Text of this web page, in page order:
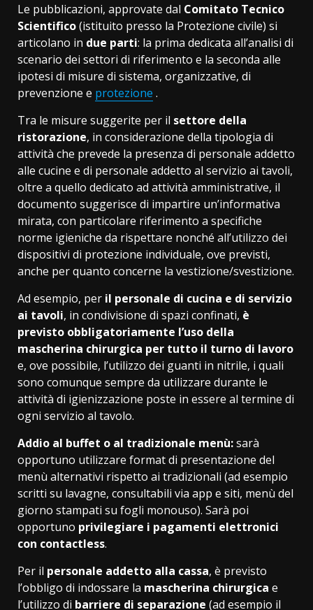
Le pubblicazioni, approvate dal Comitato Tecnico
Scientifico(istituito presso la Protezione civile) si
articolano in due parti: la prima dedicata all’analisi di
scenario dei settori di riferimento e la seconda alle
ipotesi di misure di sistema, organizzative, di
prevenzione e protezione .
Tra le misure suggerite per il settore della
ristorazione, in considerazione della tipologia di
attività che prevede la presenza di personale addetto
alle cucine e di personale addetto al servizio ai tavoli,
oltre a quello dedicato ad attività amministrative, il
documento suggerisce di impartire un’informativa
mirata, con particolare riferimento a specifiche
norme igieniche da rispettare nonché all’utilizzo dei
dispositivi di protezione individuale, ove previsti,
anche per quanto concerne la vestizione/svestizione.
Ad esempio, per il personale di cucina e di servizio
ai tavoli, in condivisione di spazi confinati, è
previsto obbligatoriamente l’uso della
mascherina chirurgica per tutto il turno di lavoro
e, ove possibile, l’utilizzo dei guanti in nitrile, i quali
sono comunque sempre da utilizzare durante le
attività di igienizzazione poste in essere al termine di
ogni servizio al tavolo.
Addio al buffet o al tradizionale menù:sarà
opportuno utilizzare format di presentazione del
menù alternativi rispetto ai tradizionali (ad esempio
scritti su lavagne, consultabili via app e siti, menù del
giorno stampati su fogli monouso). Sarà poi
opportuno privilegiare i pagamenti elettronici
con contactless.
Per il personale addetto alla cassa, è previsto
l’obbligo di indossare la mascherina chirurgica e
l’utilizzo di barriere di separazione (ad esempio il